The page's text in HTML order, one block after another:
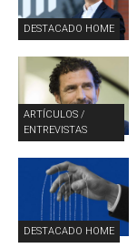
DESTACADO HOME
ARTÍCULOS /
ENTREVISTAS
DESTACADO HOME